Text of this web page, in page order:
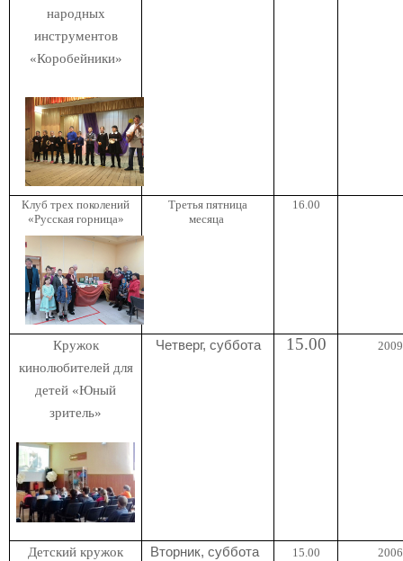
народных
инструментов
«Коробейники»
Клуб трех поколений
«Русская горница»
Третья пятница
месяца
16.00
Кружок
кинолюбителей для
детей «Юный
зритель»
Четверг, суббота 15.00 2009
Детский кружок
Вторник, суббота 15.00 2006